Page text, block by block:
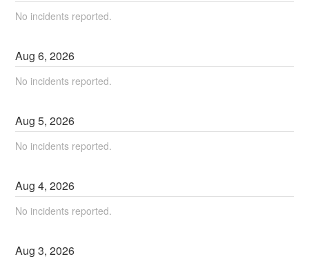
No incidents reported.
Aug6,2026
No incidents reported.
Aug5,2026
No incidents reported.
Aug4,2026
No incidents reported.
Aug3,2026